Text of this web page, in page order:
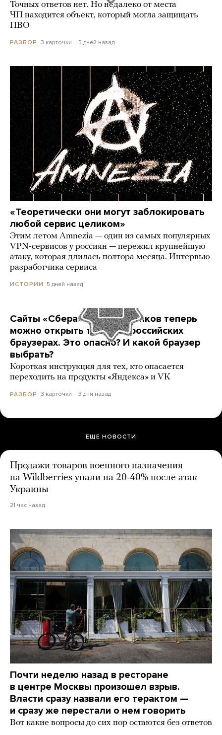
Точных ответов нет. Но недалеко от места
ЧП находится объект, который могла защищать
ПВО
РАЗБОР 3 карточки 5 дней назад
«Теоретически они могут заблокировать
любой сервис целиком»
Этим летом Amnezia — один из самых популярных
VPN-сервисов у россиян — пережил крупнейшую
атаку, которая длилась полтора месяца. Интервью
разработчика сервиса
ИСТОРИИ 5 дней назад
Сайты «Сбера» и других банков теперь
можно открыть только в российских
браузерах. Это опасно? И какой браузер
выбрать?
Короткая инструкция для тех, кто опасается
переходить на продукты «Яндекса» и VK
РАЗБОР 3 карточки 3 дня назад
ЕЩЕ НОВОСТИ
Продажи товаров военного назначения
на Wildberries упали на 20-40% после атак
Украины
21 час назад
Почти неделю назад в ресторане
в центре Москвы произошел взрыв.
Власти сразу назвали его терактом —
и сразу же перестали о нем говорить
Вот какие вопросы до сих пор остаются без ответов